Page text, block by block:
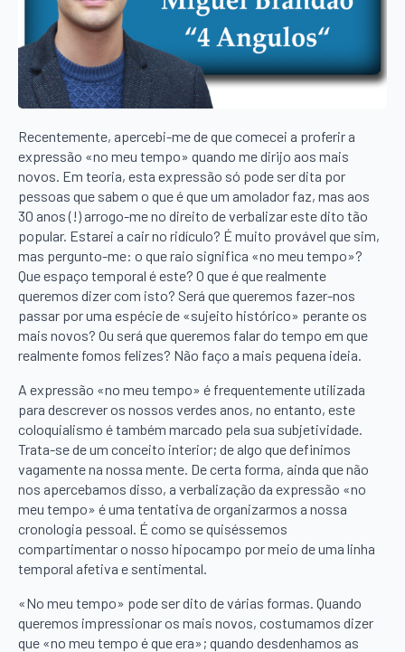
Recentemente, apercebi-me de que comecei a proferir a
expressão «no meu tempo» quando me dirijo aos mais
novos. Em teoria, esta expressão só pode ser dita por
pessoas que sabem o que é que um amolador faz, mas aos
30 anos (!) arrogo-me no direito de verbalizar este dito tão
popular. Estarei a cair no ridículo? É muito provável que sim,
mas pergunto-me: o que raio significa «no meu tempo»?
Que espaço temporal é este? O que é que realmente
queremos dizer com isto? Será que queremos fazer-nos
passar por uma espécie de «sujeito histórico» perante os
mais novos? Ou será que queremos falar do tempo em que
realmente fomos felizes? Não faço a mais pequena ideia.
A expressão «no meu tempo» é frequentemente utilizada
para descrever os nossos verdes anos, no entanto, este
coloquialismo é também marcado pela sua subjetividade.
Trata-se de um conceito interior; de algo que definimos
vagamente na nossa mente. De certa forma, ainda que não
nos apercebamos disso, a verbalização da expressão «no
meu tempo» é uma tentativa de organizarmos a nossa
cronologia pessoal. É como se quiséssemos
compartimentar o nosso hipocampo por meio de uma linha
temporal afetiva e sentimental.
«No meu tempo» pode ser dito de várias formas. Quando
queremos impressionar os mais novos, costumamos dizer
que «no meu tempo é que era»; quando desdenhamos as